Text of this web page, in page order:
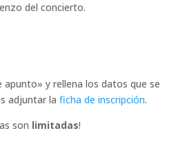
del concierto.
apunto» y rellena los datos que se
adjuntar laficha de inscripción.
son limitadas!